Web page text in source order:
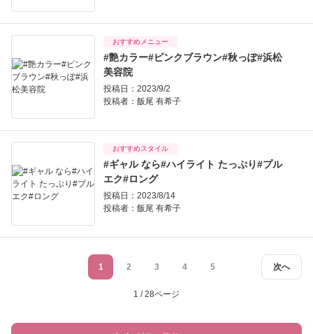
おすすめメニュー
#艶カラー#ピンクブラウン#秋っぽ#浜松
美容院
投稿日：2023/9/2
投稿者： 飯尾 有希子
おすすめスタイル
#ギャル なら#ハイライト たっぷり#プル
エク#ロング
投稿日：2023/8/14
投稿者： 飯尾 有希子
次へ
1 2 3 4 5
1 / 28ページ